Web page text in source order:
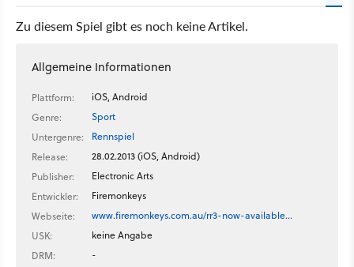
Zu diesem Spiel gibt es noch keine Artikel.
Allgemeine Informationen
Plattform:
iOS, Android
Genre:
Sport
Untergenre:
Rennspiel
Release:
28.02.2013 (iOS, Android)
Publisher:
Electronic Arts
Entwickler:
Firemonkeys
Webseite:
www.firemonkeys.com.au/rr3-now-available…
USK:
keine Angabe
DRM:
-